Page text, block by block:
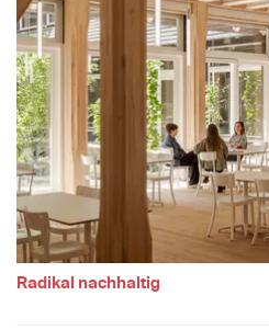
Radikal nachhaltig